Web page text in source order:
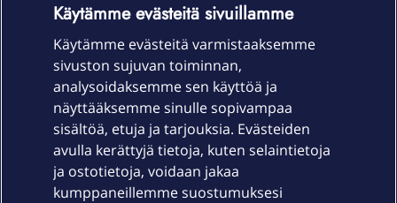
Laitteet & liittymät
Palvelut
Käytämme evästeitä sivuillamme
Käytämme evästeitä varmistaaksemme
sivuston sujuvan toiminnan,
analysoidaksemme sen käyttöä ja
näyttääksemme sinulle sopivampaa
sisältöä, etuja ja tarjouksia. Evästeiden
avulla kerättyjä tietoja, kuten selaintietoja
ja ostotietoja, voidaan jakaa
kumppaneillemme suostumuksesi